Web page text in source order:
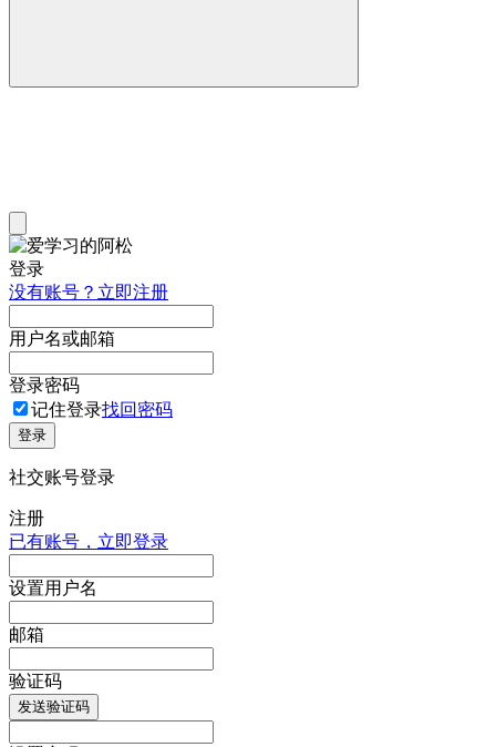
登录
没有账号？立即注册
用户名或邮箱
登录密码
记住登录找回密码
登录
社交账号登录
注册
已有账号，立即登录
设置用户名
邮箱
验证码
发送验证码